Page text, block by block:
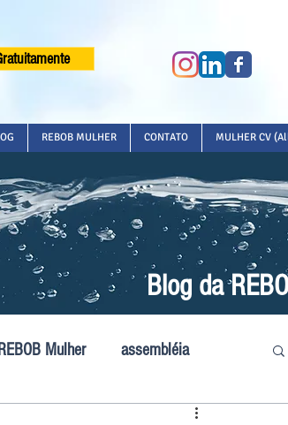
REBOB MULHER CONTATO MULHER CV
Blog da
Mulher assembléia